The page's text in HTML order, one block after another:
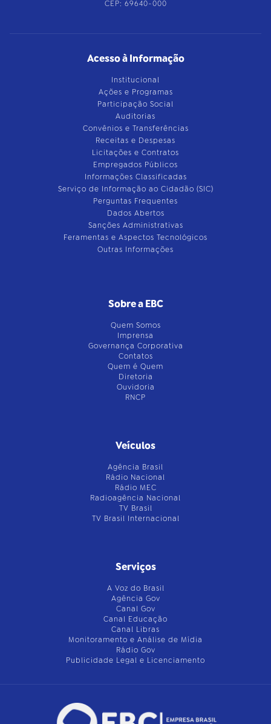
CEP: 69640-000
Acesso à Informação
Institucional
Ações e Programas
Participação Social
Auditorias
Convênios e Transferências
Receitas e Despesas
Licitações e Contratos
Empregados Públicos
Informações Classificadas
Serviço de Informação ao Cidadão (SIC)
Perguntas Frequentes
Dados Abertos
Sanções Administrativas
Feramentas e Aspectos Tecnológicos
Outras Informações
Sobre a EBC
Quem Somos
Imprensa
Governança Corporativa
Contatos
Quem é Quem
Diretoria
Ouvidoria
RNCP
Veículos
Agência Brasil
Rádio Nacional
Rádio MEC
Radioagência Nacional
TV Brasil
TV Brasil Internacional
Serviços
A Voz do Brasil
Agência Gov
Canal Gov
Canal Educação
Canal Libras
Monitoramento e Análise de Mídia
Rádio Gov
Publicidade Legal e Licenciamento